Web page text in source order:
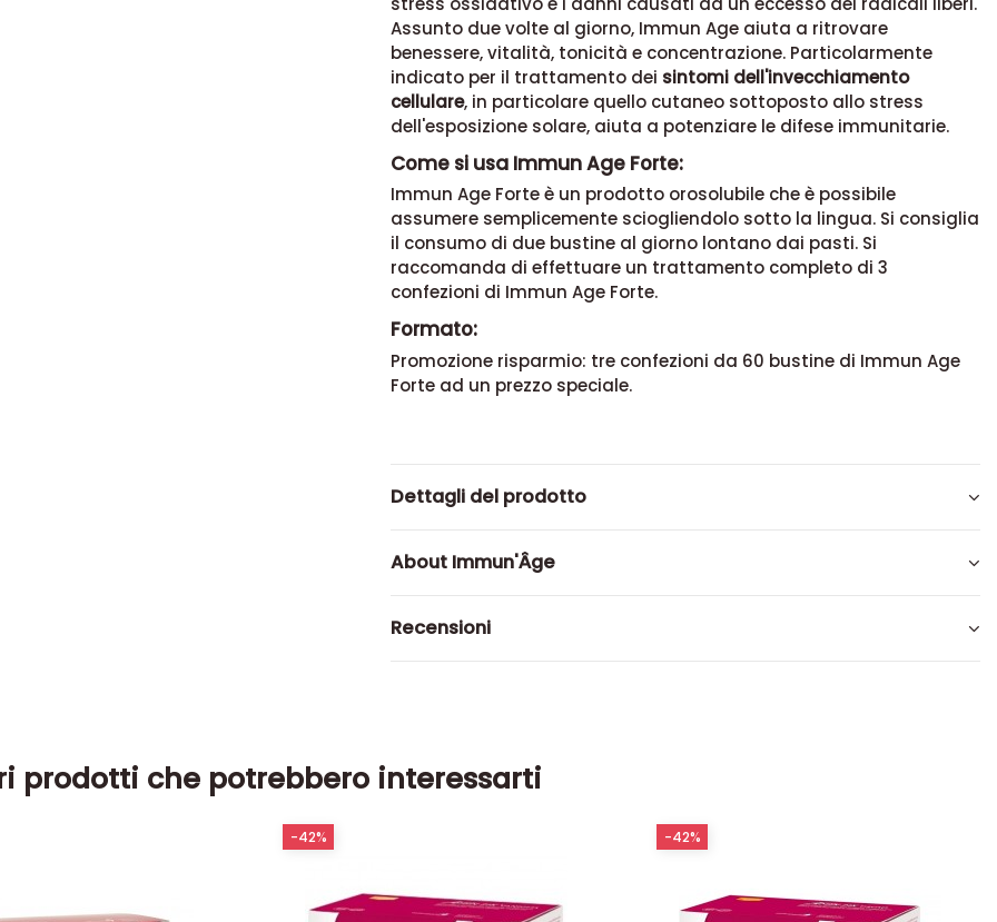
Assunto due volte al giorno, Immun Age aiuta a ritrovare
benessere, vitalità, tonicità e concentrazione. Particolarmente
indicato per il trattamento dei sintomi dell'invecchiamento
cellulare, in particolare quello cutaneo sottoposto allo stress
dell'esposizione solare, aiuta a potenziare le difese immunitarie.
Come si usa Immun Age Forte:
Immun Age Forte è un prodotto orosolubile che è possibile
assumere semplicemente sciogliendolo sotto la lingua. Si consiglia
il consumo di due bustine al giorno lontano dai pasti. Si
raccomanda di effettuare un trattamento completo di 3
confezioni di Immun Age Forte.
Formato:
Promozione risparmio: tre confezioni da 60 bustine di Immun Age
Forte ad un prezzo speciale.
Dettagli del prodotto
About Immun'Âge
Recensioni
prodotti che potrebbero interessarti
-42% -42%